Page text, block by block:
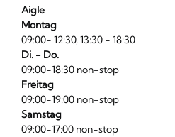
Aigle
Montag
09:00- 12:30, 13:30 - 18:30
Di. - Do.
09:00-18:30 non-stop
Freitag
09:00-19:00 non-stop
Samstag
09:00-17:00 non-stop